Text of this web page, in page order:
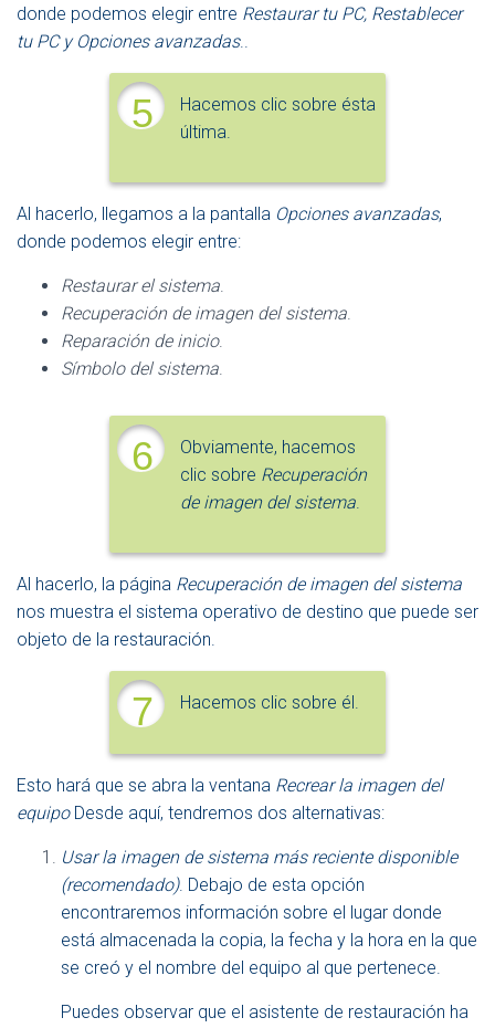
donde podemos elegir entre Restaurar tu PC, Restablecer
tu PC y Opciones avanzadas..
5
Hacemos clic sobre ésta
última.
Al hacerlo, llegamos a la pantalla Opciones avanzadas,
donde podemos elegir entre:
Restaurar el sistema.
Recuperación de imagen del sistema.
Reparación de inicio.
Símbolo del sistema.
6
Obviamente, hacemos
clic sobre Recuperación
de imagen del sistema.
Al hacerlo, la página Recuperación de imagen del sistema
nos muestra el sistema operativo de destino que puede ser
objeto de la restauración.
7 Hacemos clic sobre él.
Esto hará que se abra la ventana Recrear la imagen del
equipoDesde aquí, tendremos dos alternativas:
Usar la imagen de sistema más reciente disponible
(recomendado). Debajo de esta opción
encontraremos información sobre el lugar donde
está almacenada la copia, la fecha y la hora en la que
se creó y el nombre del equipo al que pertenece.
Puedes observar que el asistente de restauración ha